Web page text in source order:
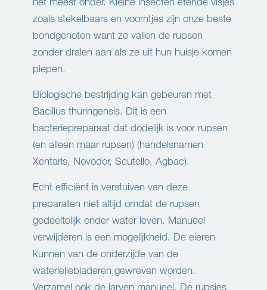
zoals stekelbaars en voorntjes zijn onze beste
bondgenoten want ze vallen de rupsen
zonder dralen aan als ze uit hun huisje komen
piepen.
Biologische bestrijding kan gebeuren met
Bacillus thuringensis. Dit is een
bacteriepreparaat dat dodelijk is voor rupsen
(en alleen maar rupsen) (handelsnamen
Xentaris, Novodor, Scutello, Agbac).
Echt efficiënt is verstuiven van deze
preparaten niet altijd omdat de rupsen
gedeeltelijk onder water leven. Manueel
verwijderen is een mogelijkheid. De eieren
kunnen van de onderzijde van de
waterleliebladeren gewreven worden.
Verzamel ook de larven manueel. De rupsjes